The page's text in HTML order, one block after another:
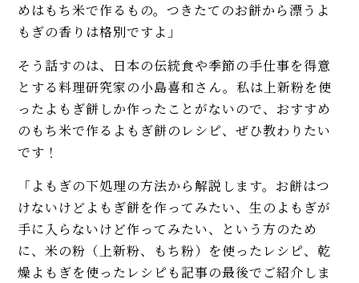
めはもち米で作るもの。つきたてのお餅から漂うよ
もぎの香りは格別ですよ」
そう話すのは、日本の伝統食や季節の手仕事を得意
とする料理研究家の小島喜和さん。私は上新粉を使
ったよもぎ餅しか作ったことがないので、おすすめ
のもち米で作るよもぎ餅のレシピ、ぜひ教わりたい
です！
「よもぎの下処理の方法から解説します。お餅はつ
けないけどよもぎ餅を作ってみたい、生のよもぎが
手に入らないけど作ってみたい、という方のため
に、米の粉（上新粉、もち粉）を使ったレシピ、乾
燥よもぎを使ったレシピも記事の最後でご紹介しま
【簡単】菜の花の人気レシピ5
品。おひたし、辛子和え、酢味
【ヴィロン直伝】オニオングラタ
ンスープのレシピ。飴色玉ねぎ＆
とろ～りチーズが美味！